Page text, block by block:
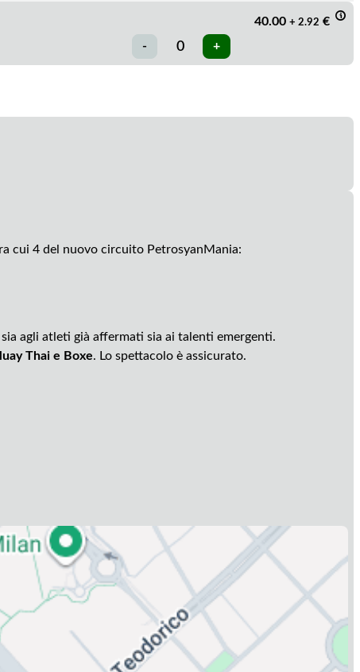
40.00 + 2.92 €
cui 4 del nuovo circuito PetrosyanMania:
agli atleti già affermati sia ai talenti emergenti.
Thai e Boxe. Lo spettacolo è assicurato.